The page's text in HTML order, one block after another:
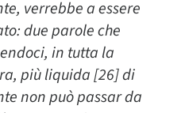
verrebbe a essere
due parole che
in tutta la
più liquida [26] di
non può passar da